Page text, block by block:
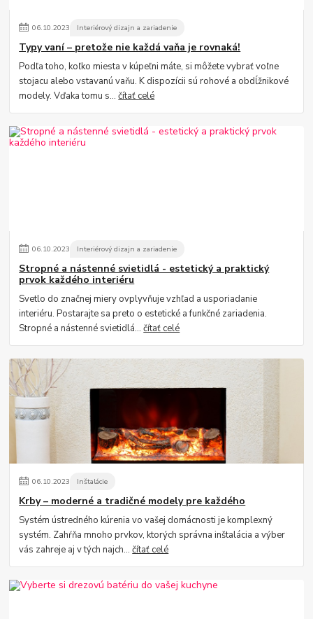
06.10.2023 Interiérový dizajn a zariadenie
Typy vaní – pretože nie každá vaňa je rovnaká!
Podľa toho, koľko miesta v kúpeľni máte, si môžete vybrať voľne
stojacu alebo vstavanú vaňu. K dispozícii sú rohové a obdĺžnikové
modely. Vďaka tomu s...čítať celé
06.10.2023 Interiérový dizajn a zariadenie
Stropné a nástenné svietidlá - estetický a praktický
prvok každého interiéru
Svetlo do značnej miery ovplyvňuje vzhľad a usporiadanie
interiéru. Postarajte sa preto o estetické a funkčné zariadenia.
Stropné a nástenné svietidlá...čítať celé
06.10.2023 Inštalácie
Krby – moderné a tradičné modely pre každého
Systém ústredného kúrenia vo vašej domácnosti je komplexný
systém. Zahŕňa mnoho prvkov, ktorých správna inštalácia a výber
vás zahreje aj v tých najch...čítať celé